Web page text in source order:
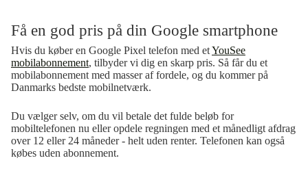
Få en god pris på din Google smartphone
Hvis du køber en Google Pixel telefon med etYouSee
mobilabonnement, tilbyder vi dig en skarp pris. Så får du et
mobilabonnement med masser af fordele, og du kommer på
Danmarks bedste mobilnetværk.
Du vælger selv, om du vil betale det fulde beløb for
mobiltelefonen nu eller opdele regningen med et månedligt afdrag
over 12 eller 24 måneder - helt uden renter. Telefonen kan også
købes uden abonnement.